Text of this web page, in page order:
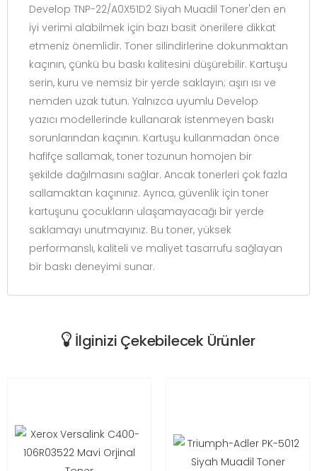
Develop TNP-22/A0X51D2 Siyah Muadil Toner'den en
iyi verimi alabilmek için bazı basit önerilere dikkat
etmeniz önemlidir. Toner silindirlerine dokunmaktan
kaçının, çünkü bu baskı kalitesini düşürebilir. Kartuşu
serin, kuru ve nemsiz bir yerde saklayın; aşırı ısı ve
nemden uzak tutun. Yalnızca uyumlu Develop
yazıcı modellerinde kullanarak istenmeyen baskı
sorunlarından kaçının. Kartuşu kullanmadan önce
hafifçe sallamak, toner tozunun homojen bir
şekilde dağılmasını sağlar. Ancak tonerleri çok fazla
sallamaktan kaçınınız. Ayrıca, güvenlik için toner
kartuşunu çocukların ulaşamayacağı bir yerde
saklamayı unutmayınız. Bu toner, yüksek
performanslı, kaliteli ve maliyet tasarrufu sağlayan
bir baskı deneyimi sunar.
İlginizi Çekebilecek Ürünler